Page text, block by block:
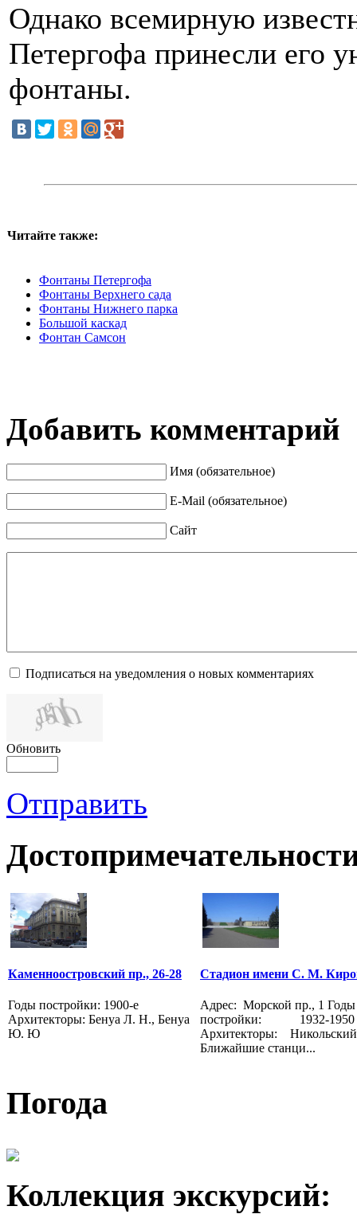
Однако всемирную
Петергофа принесли его
фонтаны.
Читайте также:
Фонтаны Петергофа
Фонтаны Верхнего сада
Фонтаны Нижнего парка
Большой каскад
Фонтан Самсон
Добавить комментарий
Имя (обязательное)
E-Mail (обязательное)
Сайт
Подписаться на уведомления о новых комментариях
Обновить
Отправить
Каменноостровский пр., 26-28
Годы постройки: 1900-е
Архитекторы: Бенуа Л. Н., Бенуа
Ю. Ю
Стадион имени С. М.
Адрес: Морской пр., 1 Годы
постройки: 1932-1950
Архитекторы:
Ближайшие станци...
Погода
Коллекция экскурсий: